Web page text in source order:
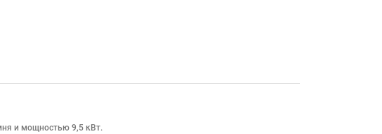
и мощностью 9,5 кВт.